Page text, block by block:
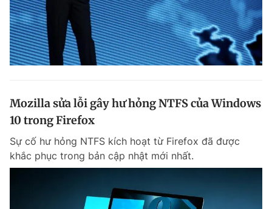
Mozilla sửa lỗi gây hư hỏng NTFS của Windows
10 trong Firefox
Sự cố hư hỏng NTFS kích hoạt từ Firefox đã được
khắc phục trong bản cập nhật mới nhất.